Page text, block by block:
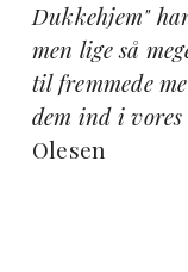
Dukkehjem"
men lige så
til fremmede
dem ind i
Olesen